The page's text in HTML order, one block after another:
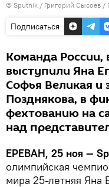
© Sputnik / Григорий Сысоев /
Подписаться
Команда России,
выступили Яна
Софья Великая и
Позднякова, в
фехтованию на
над
ЕРЕВАН, 25 ноя —
олимпийская
мира 25-летняя Яна